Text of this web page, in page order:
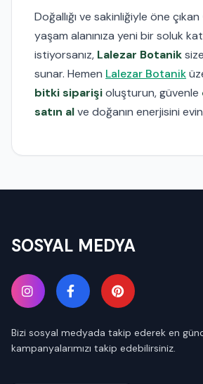
Doğallığı ve sakinliğiyle öne çıkan
yaşam alanınıza yeni bir soluk
istiyorsanız, Lalezar Botanik
sunar. Hemen Lalezar Botanik
bitki siparişioluşturun, güvenle
satın alve doğanın enerjisini
SOSYAL MEDYA
Bizi sosyal medyada takip ederek en
kampanyalarımızı takip edebilirsiniz.